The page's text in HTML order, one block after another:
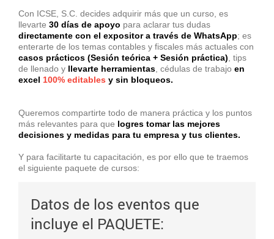
Con ICSE, S.C. decides adquirir más que un curso, es
llevarte 30 días de apoyo para aclarar tus dudas
directamente con el expositor a través de WhatsApp; es
enterarte de los temas contables y fiscales más actuales con
casos prácticos (Sesión teórica + Sesión práctica) , tips
de llenado y llevarte herramientas , cédulas de trabajo en
excel 100% editables y sin bloqueos.
Queremos compartirte todo de manera práctica y los puntos
más relevantes para que logres tomar las mejores
decisiones y medidas para tu empresa y tus clientes.
Y para facilitarte tu capacitación, es por ello que te traemos
el siguiente paquete de cursos:
Datos de los eventos que
incluye el PAQUETE: